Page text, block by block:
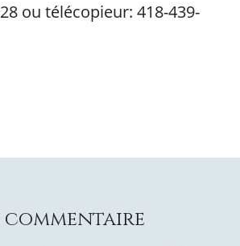
ou télécopieur: 418-439-
commentaire